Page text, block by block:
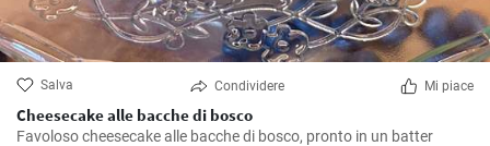
Salva Condividere Mi piace
Cheesecake alle bacche di bosco
Favoloso cheesecake alle bacche di bosco, pronto in un batter